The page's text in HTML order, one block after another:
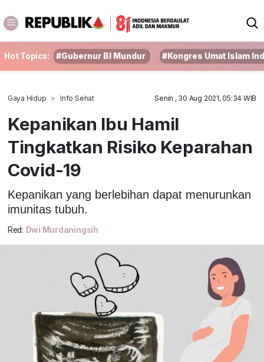
Hot Topics: #Gubernur BI Mundur #Kongres Umat Islam
Gaya Hidup Info Sehat Senin , 30 Aug 2021, 05:34 WIB
Kepanikan Ibu Hamil
Tingkatkan Risiko Keparahan
Covid-19
Kepanikan yang berlebihan dapat menurunkan
imunitas tubuh.
Red: Dwi Murdaningsih